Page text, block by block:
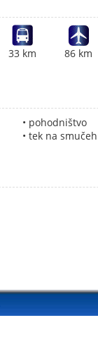
33 km 86 km
• pohodništvo
• tek na smučeh